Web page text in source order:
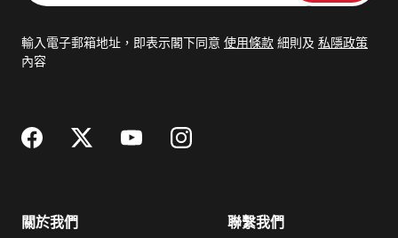
郵
輸入電子郵箱地址，即表示閣下同意 使用條款 細則及 私隱政策
內容
關於我們 聯繫我們